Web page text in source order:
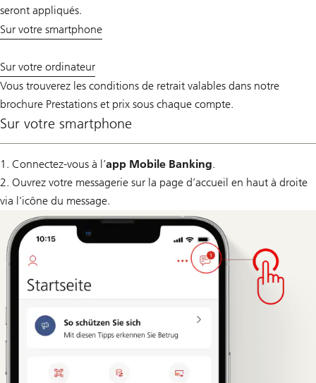
seront appliqués.
Sur votre smartphone
Sur votre ordinateur
Vous trouverez les conditions de retrait valables dans notre
brochure Prestations et prix sous chaque compte.
Sur votre smartphone
1. Connectez-vous à l’app Mobile Banking.
2. Ouvrez votre messagerie sur la page d’accueil en haut à droite
via l’icône du message.